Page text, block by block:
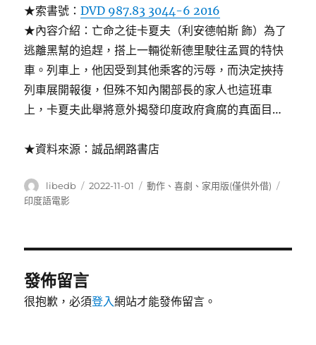
★索書號：DVD 987.83 3044-6 2016
★內容介紹：亡命之徒卡夏夫（利安德帕斯 飾）為了
逃離黑幫的追趕，搭上一輛從新德里駛往孟買的特快
車。列車上，他因受到其他乘客的污辱，而決定挾持
列車展開報復，但殊不知內閣部長的家人也這班車
上，卡夏夫此舉將意外揭發印度政府貪腐的真面目…
★資料來源：誠品網路書店
作
者
libedb
發
2022-11-01
分
動作 、喜劇 、 家用版(僅供外借)
印度語電影
發佈留言
很抱歉，必須登入網站才能發佈留言。